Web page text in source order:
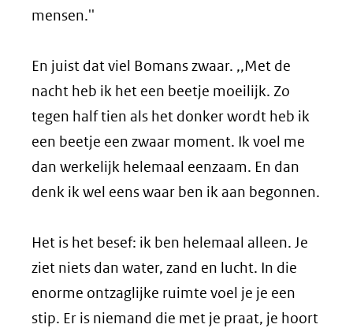
mensen.''
En juist dat viel Bomans zwaar. ,,Met de
nacht heb ik het een beetje moeilijk. Zo
tegen half tien als het donker wordt heb ik
een beetje een zwaar moment. Ik voel me
dan werkelijk helemaal eenzaam. En dan
denk ik wel eens waar ben ik aan begonnen.
Het is het besef: ik ben helemaal alleen. Je
ziet niets dan water, zand en lucht. In die
enorme ontzaglijke ruimte voel je je een
stip. Er is niemand die met je praat, je hoort